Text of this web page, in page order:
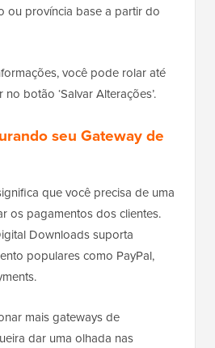
ou província base a partir do
você pode rolar até
botão ‘Salvar Alterações’.
seu Gateway de
que você precisa de uma
os pagamentos dos clientes.
Downloads suporta
populares como PayPal,
mais gateways de
dar uma olhada nas